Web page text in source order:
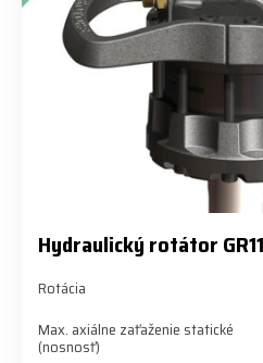
Hydraulický rotátor
Rotácia
Max. axiálne zaťaženie statické
(nosnosť)